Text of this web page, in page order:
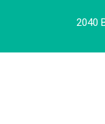
2040